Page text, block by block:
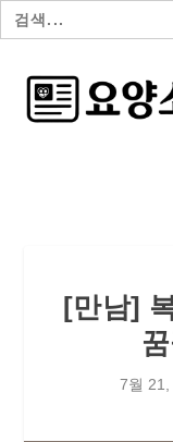
검
색:
[만남]
7월 21,